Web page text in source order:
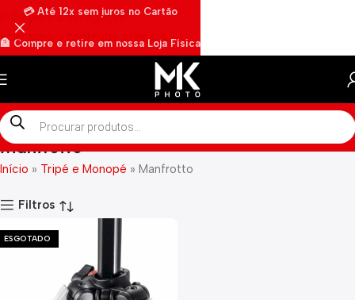
Pular para a navegação
Pular para o conteúdo principal
Manfrotto
Início » Tripé e Monopé » Manfrotto
Filtros
ESGOTADO
💳 Até 12x sem juros no Cartão
🏦 Compre e retire em nossa Loja Física
🏍️ Envios rápidos por Motoboy